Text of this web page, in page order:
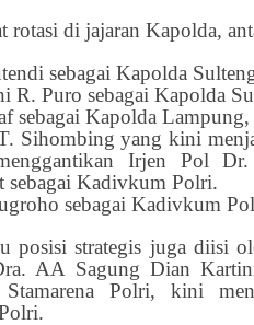
rotasi di jajaran Kapolda,
sebagai Kapolda
R. Puro sebagai Kapolda
sebagai Kapolda Lampung,
Sihombing yang kini
Irjen Pol
sebagai Kadivkum Polri.
sebagai Kadivkum
posisi strategis juga diisi
AA Sagung Dian
Polri, kini